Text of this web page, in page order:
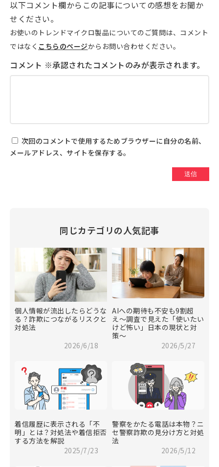
以下コメント欄からこの記事についての感想をお聞か
せください。
お使いのトレンドマイクロ製品についてのご質問は、コメント
ではなく こちらのページからお問い合わせください。
次回のコメントで使用するためブラウザーに自分の名前、
メールアドレス、サイトを保存する。
同じカテゴリの人気記事
個人情報が流出したらどうな
る？詐欺につながるリスクと
対処法
2026/6/18
AIへの期待も不安も9割超
え〜調査で見えた「使いたい
けど怖い」日本の現状と対
策〜
2026/5/27
着信履歴に表示される「不
明」とは？対処法や着信拒否
する方法を解説
2025/7/23
警察をかたる電話は本物？ニ
セ警察詐欺の見分け方と対処
法
2026/5/12